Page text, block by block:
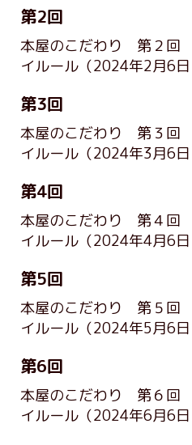
第2回
本屋のこだわり 第２回
イルール （2024年2月6日
第3回
本屋のこだわり 第３回
イルール （2024年3月6日
第4回
本屋のこだわり 第４回
イルール （2024年4月6日
第5回
本屋のこだわり 第５回
イルール （2024年5月6日
第6回
本屋のこだわり 第６回
イルール （2024年6月6日